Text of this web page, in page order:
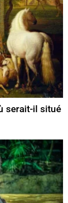
serait-il situé